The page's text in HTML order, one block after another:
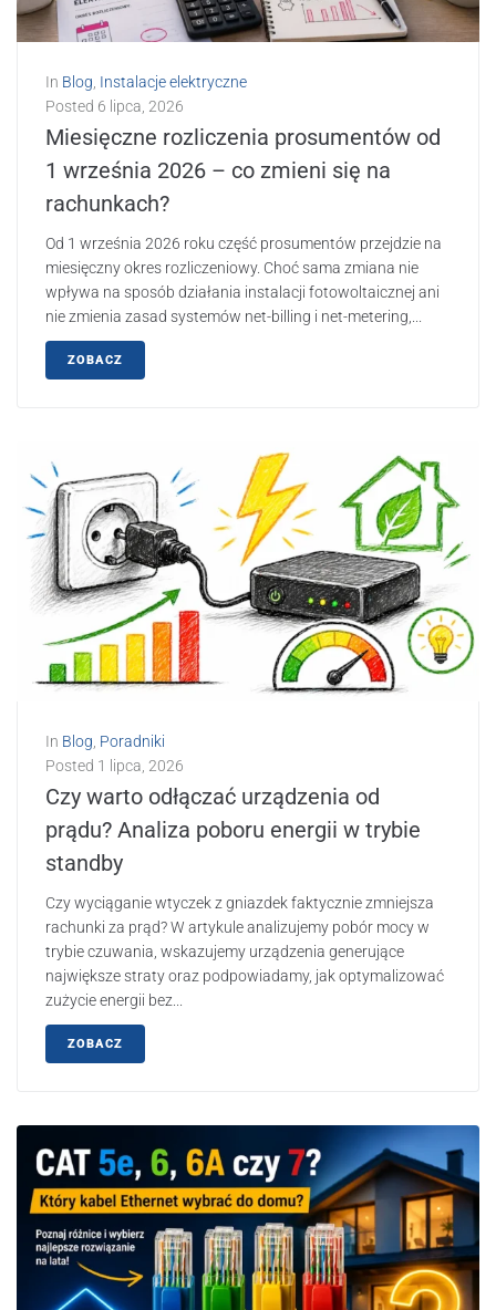
In Blog Instalacje elektryczne
Posted 6 lipca, 2026
Miesięczne rozliczenia prosumentów od
1 września 2026 – co zmieni się na
rachunkach?
Od 1 września 2026 roku część prosumentów przejdzie na
miesięczny okres rozliczeniowy. Choć sama zmiana nie
wpływa na sposób działania instalacji fotowoltaicznej ani
nie zmienia zasad systemów net-billing i net-metering,...
ZOBACZ
In Blog, Poradniki
Posted 1 lipca, 2026
Czy warto odłączać urządzenia od
prądu? Analiza poboru energii w trybie
standby
Czy wyciąganie wtyczek z gniazdek faktycznie zmniejsza
rachunki za prąd? W artykule analizujemy pobór mocy w
trybie czuwania, wskazujemy urządzenia generujące
największe straty oraz podpowiadamy, jak optymalizować
zużycie energii bez...
ZOBACZ